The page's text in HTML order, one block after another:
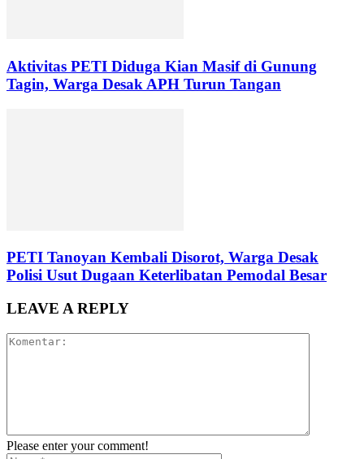
Aktivitas PETI Diduga Kian Masif di Gunung
Tagin, Warga Desak APH Turun Tangan
PETI Tanoyan Kembali Disorot, Warga Desak
Polisi Usut Dugaan Keterlibatan Pemodal Besar
LEAVE A REPLY
Please enter your comment!